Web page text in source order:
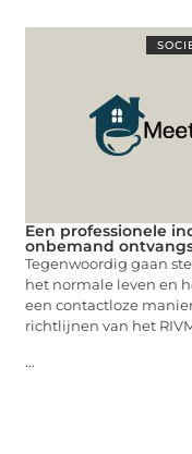
Een professionele
onbemand
Tegenwoordig gaan
het normale leven en
een contactloze
richtlijnen van het
...